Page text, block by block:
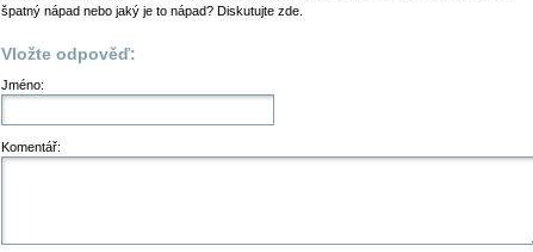
špatný nápad nebo jaký je to nápad? Diskutujte zde.
Vložte odpověď:
Jméno:
Komentář: